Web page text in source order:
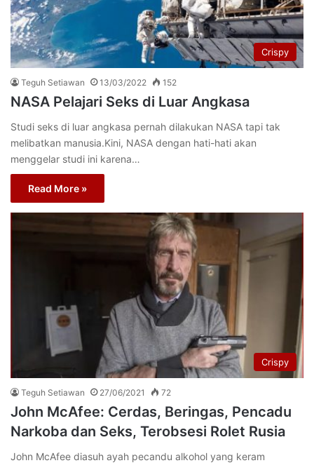
Crispy
Teguh Setiawan 13/03/2022 152
NASA Pelajari Seks di Luar Angkasa
Studi seks di luar angkasa pernah dilakukan NASA tapi tak
melibatkan manusia.Kini, NASA dengan hati-hati akan
menggelar studi ini karena…
Read More »
Crispy
Teguh Setiawan 27/06/2021 72
John McAfee: Cerdas, Beringas, Pencadu
Narkoba dan Seks, Terobsesi Rolet Rusia
John McAfee diasuh ayah pecandu alkohol yang keram